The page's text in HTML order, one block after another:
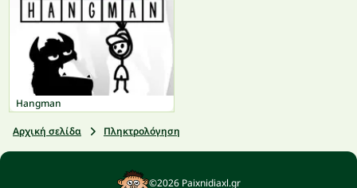
Hangman
Αρχική σελίδα Πληκτρολόγηση
©2026 Paixnidiaxl.gr